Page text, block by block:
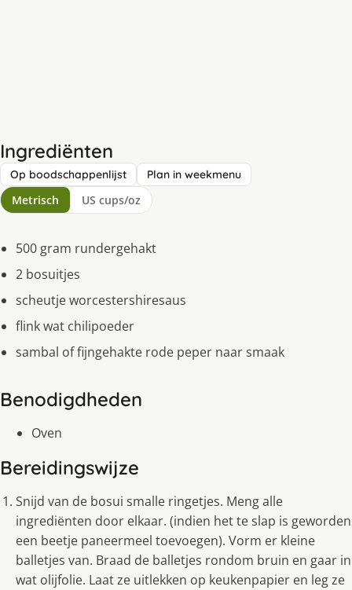
Ingrediënten
Op boodschappenlijst Plan in weekmenu
Metrisch US cups/oz
500 gram rundergehakt
2 bosuitjes
scheutje worcestershiresaus
flink wat chilipoeder
sambal of fijngehakte rode peper naar smaak
Benodigdheden
Oven
Bereidingswijze
Snijd van de bosui smalle ringetjes. Meng alle
ingrediënten door elkaar. (indien het te slap is geworden
een beetje paneermeel toevoegen). Vorm er kleine
balletjes van. Braad de balletjes rondom bruin en gaar in
wat olijfolie. Laat ze uitlekken op keukenpapier en leg ze